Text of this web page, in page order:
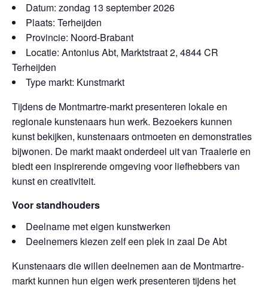
Datum: zondag 13 september 2026
Plaats: Terheijden
Provincie: Noord-Brabant
Locatie: Antonius Abt, Marktstraat 2, 4844 CR
Terheijden
Type markt: Kunstmarkt
Tijdens de Montmartre-markt presenteren lokale en
regionale kunstenaars hun werk. Bezoekers kunnen
kunst bekijken, kunstenaars ontmoeten en demonstraties
bijwonen. De markt maakt onderdeel uit van Traaierie en
biedt een inspirerende omgeving voor liefhebbers van
kunst en creativiteit.
Voor standhouders
Deelname met eigen kunstwerken
Deelnemers kiezen zelf een plek in zaal De Abt
Kunstenaars die willen deelnemen aan de Montmartre-
markt kunnen hun eigen werk presenteren tijdens het